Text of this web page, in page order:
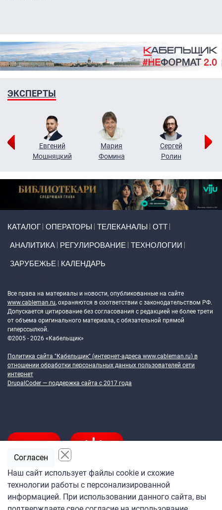
ЭКСПЕРТЫ
Евгений
Мошняцкий
Мария
Фомина
Сергей
Ролин
КАТАЛОГ ОПЕРАТОРЫ ТЕЛЕКАНАЛЫ ОТТ
АНАЛИТИКА РЕГУЛИРОВАНИЕ ТЕХНОЛОГИИ
ЗАРУБЕЖЬЕ КАЛЕНДАРЬ
Все права на материалы и новости, опубликованные на сайте
www.cableman.ru, охраняются в соответствии с законодательством РФ.
Допускается цитирование без согласования с редакцией не более трети
от объема оригинального материала, с обязательной прямой
гиперссылкой.
©2005 - 2026 «Кабельщик»
Политика сайта "Кабельщик" (интернет-адреса www.cableman.ru) в
отношении обработки персональных данных пользователей сети
интернет
DrupalCoder — поддержка сайта c 2017 года
Подпишитесь
на ежедневную рассылку
Наш сайт использует файлы cookie и схожие
технологии работы с персонализированной
информацией. При использовании данного сайта, вы
Согласен